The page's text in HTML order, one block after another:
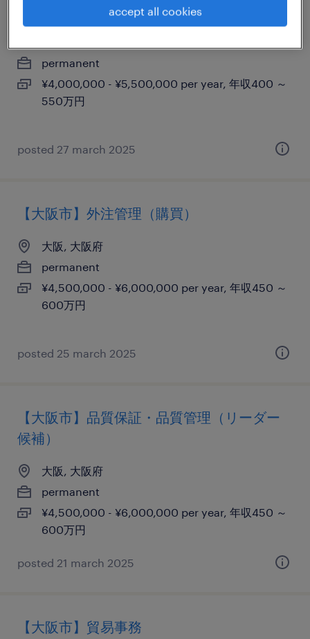
【大阪市】総務（給与・労務）
permanent
¥4,000,000 - ¥5,500,000 per year, 年収400 ～
550万円
posted 27 march 2025
【大阪市】外注管理（購買）
大阪, 大阪府
permanent
¥4,500,000 - ¥6,000,000 per year, 年収450 ～
600万円
posted 25 march 2025
【大阪市】品質保証・品質管理（リーダー
候補）
大阪, 大阪府
permanent
¥4,500,000 - ¥6,000,000 per year, 年収450 ～
600万円
posted 21 march 2025
【大阪市】貿易事務
accept all cookies